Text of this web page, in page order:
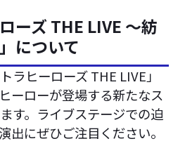
ーズ THE LIVE ～紡
について
ラヒーローズ THE LIVE」
ーローが登場する新たなス
す。ライブステージでの迫
出にぜひご注目ください。